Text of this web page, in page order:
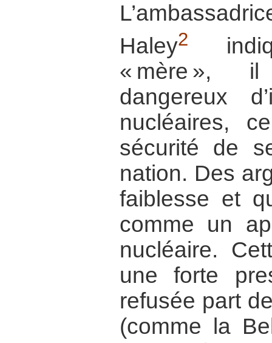
Haley2
« mère »,
dangereux
nucléaires,
sécurité de
nation. Des
faiblesse et
comme un
nucléaire.
une forte
refusée part
(comme la